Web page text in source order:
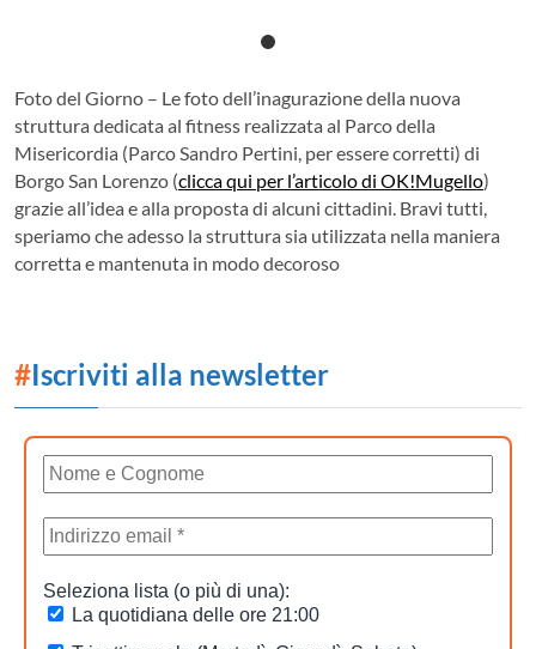
Foto del Giorno – Le foto dell’inagurazione della nuova
struttura dedicata al fitness realizzata al Parco della
Misericordia (Parco Sandro Pertini, per essere corretti) di
Borgo San Lorenzo (clicca qui per l’articolo di OK!Mugello)
grazie all’idea e alla proposta di alcuni cittadini. Bravi tutti,
speriamo che adesso la struttura sia utilizzata nella maniera
corretta e mantenuta in modo decoroso
#Iscriviti alla newsletter